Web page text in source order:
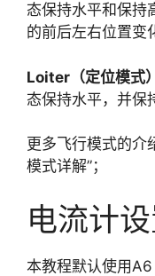
态保持水平和保持
的前后左右位置变
Loiter（定位模式）
态保持水平，并保
更多飞行模式的介
模式详解”；
电流计
本教程默认使用